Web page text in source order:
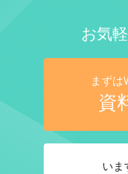
お気
まずは
資
いま